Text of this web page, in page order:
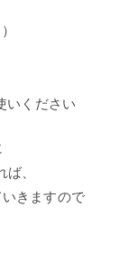
いください
ば、
きますので